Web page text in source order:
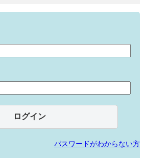
パスワードがわからない方